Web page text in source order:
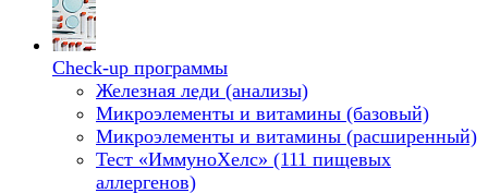
Check-up программы
Железная леди (анализы)
Микроэлементы и витамины (базовый)
Микроэлементы и витамины (расширенный)
Тест «ИммуноХелс» (111 пищевых
аллергенов)